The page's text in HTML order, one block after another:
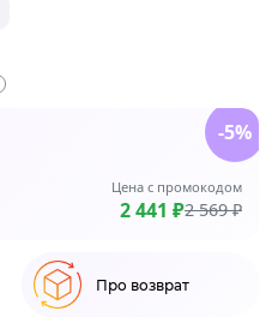
Цена с промокодом
2 441 ₽2 569 ₽
-5%
Про возврат